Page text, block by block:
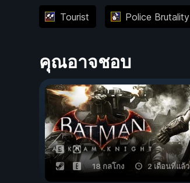
Tourist Police Brutality
คุณอาจชอบ
18 กลโกง 2 เดือนที่แล้ว